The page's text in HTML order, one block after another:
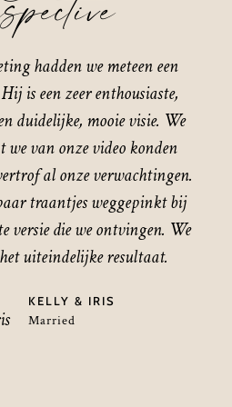
hadden we meteen een
is een zeer enthousiaste,
duidelijke, mooie visie. We
we van onze video konden
al onze verwachtingen.
traantjes weggepinkt bij
versie die we ontvingen. We
uiteindelijke resultaat.
KELLY & IRIS
Married